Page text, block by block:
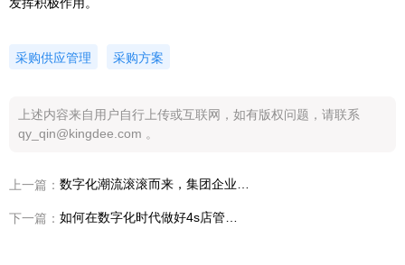
采购供应管理 采购方案
上述内容来自用户自行上传或互联网，如有版权问题，请联系
qy_qin@kingdee.com 。
上一篇：
下一篇：